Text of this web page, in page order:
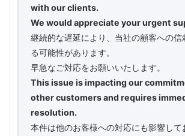
with our clients.
We would appreciate your urgent
継続的な遅延により、当社の顧客への信
る可能性があります。
早急なご対応をお願いいたします。
This issue is impacting our
other customers and requires
resolution.
本件は他のお客様への対応にも影響して